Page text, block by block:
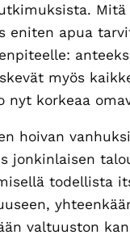
Mitä
eniten apua
myös
nyt korkeaa
hoivan
jonkinlaisen
todellista
valtuuston